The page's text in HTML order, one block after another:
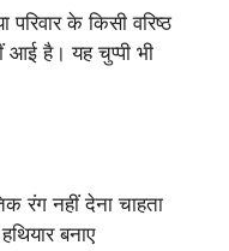
के किसी वरिष्ठ
आई है। यह चुप्पी भी
रंग नहीं देना चाहता
बनाए